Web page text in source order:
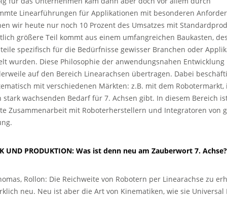
Linearführungen für Applikationen mit besonderen
wir heute nur noch 10 Prozent des Umsatzes mit
größere Teil kommt aus einem umfangreichen Baukasten,
spezifisch für die Bedürfnisse gewisser Branchen oder
wurden. Diese Philosophie der anwendungsnahen Entwicklung
auf den Bereich Linearachsen übertragen. Dabei
mit verschiedenen Märkten: z.B. mit dem Robotermarkt,
stark wachsenden Bedarf für 7. Achsen gibt. In diesem Bereich
Zusammenarbeit mit Roboterherstellern und Integratoren von
UND PRODUKTION: Was ist denn neu am Zauberwort 7. Achse?
Rollon: Die Reichweite von Robotern per Linearachse zu
neu. Neu ist aber die Art von Kinematiken, wie sie Universal